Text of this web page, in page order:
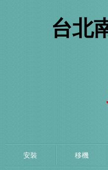
台北
安裝 移機